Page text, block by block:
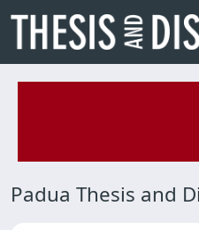
Padua Thesis and